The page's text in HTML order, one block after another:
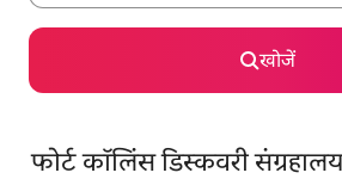
खोजें
फोर्ट कॉलिंस डिस्कवरी